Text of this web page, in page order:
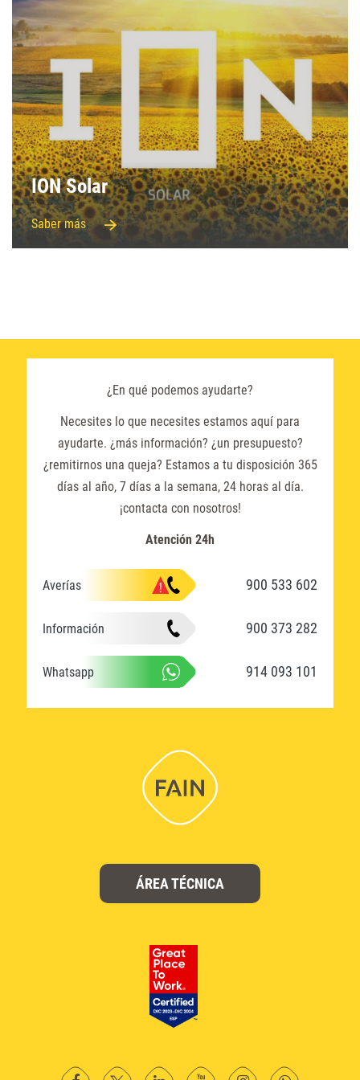
ION Solar
Saber más
¿En qué podemos ayudarte?
Necesites lo que necesites estamos aquí para
ayudarte. ¿más información? ¿un presupuesto?
¿remitirnos una queja? Estamos a tu disposición 365
días al año, 7 días a la semana, 24 horas al día.
¡contacta con nosotros!
Atención 24h
Averías 900 533 602
Información 900 373 282
Whatsapp 914 093 101
ÁREA TÉCNICA